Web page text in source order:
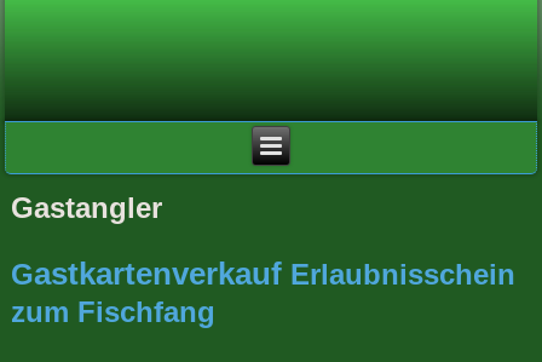
Gastangler
Gastkartenverkauf Erlaubnisschein
zum Fischfang